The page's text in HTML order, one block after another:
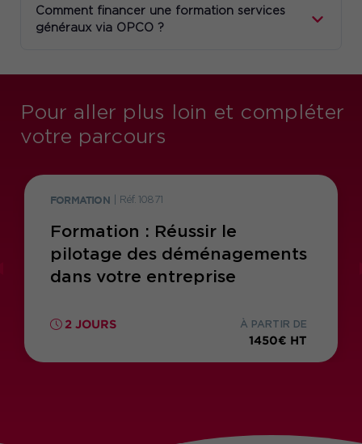
Comment financer une formation services
généraux via OPCO ?
Pour aller plus loin et compléter
votre parcours
FORMATION Réf. 10871
Formation : Réussir le
pilotage des déménagements
dans votre entreprise
2 JOURS À PARTIR DE
1450€ HT